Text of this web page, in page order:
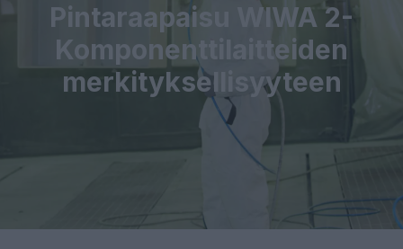
Pintaraapaisu WIWA 2-
Komponenttilaitteiden
merkityksellisyyteen